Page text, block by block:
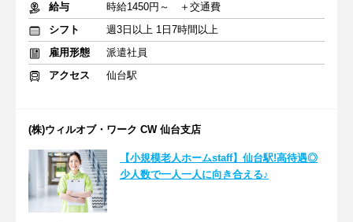
給与
時給1450円～ ＋交通費
シフト
週3日以上 1日7時間以上
雇用形態
派遣社員
アクセス
仙台駅
(株)ウィルオブ・ワーク CW 仙台支店
【小規模老人ホームstaff】仙台駅!高待遇◎
少人数で一人一人に向き合える♪